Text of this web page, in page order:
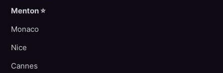
Menton ⭐
Monaco
Nice
Cannes